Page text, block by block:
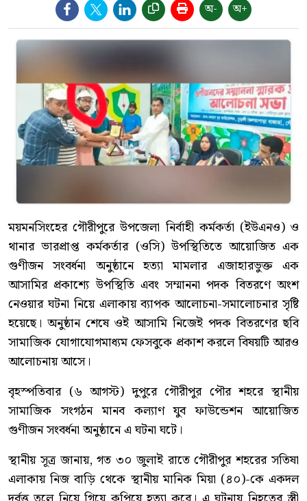
অ- অ+
ময়মনসিংহের গৌরীপুরে উপজেলা নির্বাহী কর্মকর্তা (ইউএনও) ও
থানার ভারপ্রাপ্ত কর্মকর্তার (ওসি) উপস্থিতিতে আয়োজিত এক
গুণীজন সংবর্ধনা অনুষ্ঠানে হত্যা মামলার এজাহারভুক্ত এক
আসামির প্রকাশ্যে উপস্থিতি এবং সম্মাননা পদক বিতরণে অংশ
নেওয়ার ঘটনা নিয়ে এলাকায় ব্যাপক আলোচনা-সমালোচনার সৃষ্টি
হয়েছে। অনুষ্ঠান শেষে ওই আসামি নিজেই পদক বিতরণের ছবি
সামাজিক যোগাযোগমাধ্যম ফেসবুকে প্রকাশ করলে বিষয়টি আরও
আলোচনায় আসে।
বৃহস্পতিবার (৬ আগস্ট) দুপুরে গৌরীপুর পৌর শহরে স্থানীয়
সামাজিক সংগঠন মানব কল্যাণ যুব ফাউন্ডেশন আয়োজিত
গুণীজন সংবর্ধনা অনুষ্ঠানে এ ঘটনা ঘটে।
স্থানীয় সূত্র জানায়, গত ৩০ জুলাই রাতে গৌরীপুর শহরের সতিষা
এলাকায় নিজ বাড়ি থেকে স্থানীয় মানিক মিয়া (৪০)-কে একদল